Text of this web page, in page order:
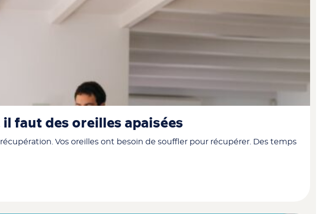
faut des oreilles apaisées
Vos oreilles ont besoin de souffler pour récupérer. Des temps